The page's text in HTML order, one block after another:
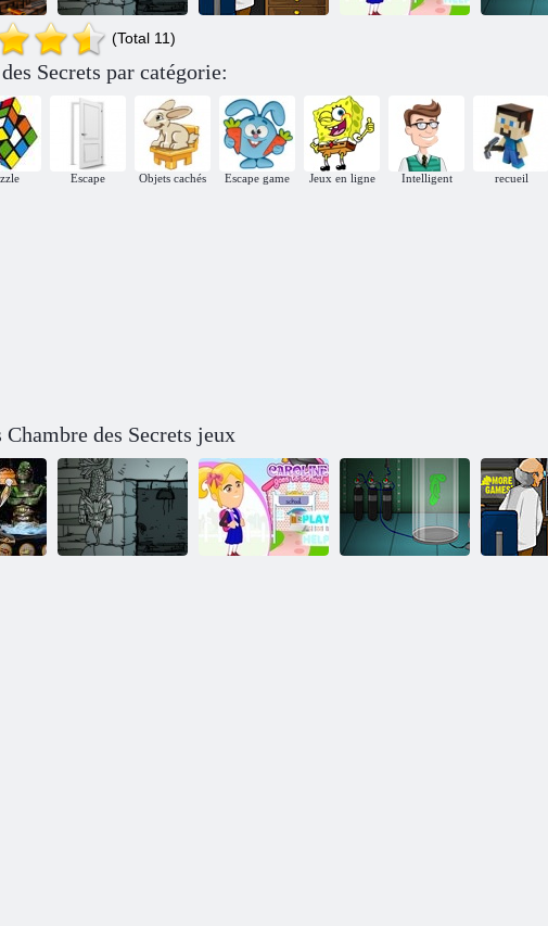
zéro: ancienne
Foreign Creature
(Total 11)
Secrets par catégorie:
Escape Objets cachés Escape game Jeux en ligne Intelligent recueil
Chambre des Secrets jeux